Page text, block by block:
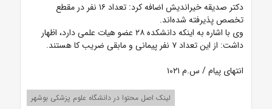
دکتر صدیقه خیراندیش اضافه کرد: تعداد ۱۶ نفر در مقطع
تخصص پذیرفته شده‌اند.
وی با اشاره به اینکه دانشکده ۲۸ عضو هیات علمی دارد، اظهار
داشت: از این تعداد ۷ نفر پیمانی و مابقی ضریب کا هستند.
انتهای پیام / س.م ۱۰۲۱
لینک اصل محتوا در دانشگاه علوم پزشکی بوشهر